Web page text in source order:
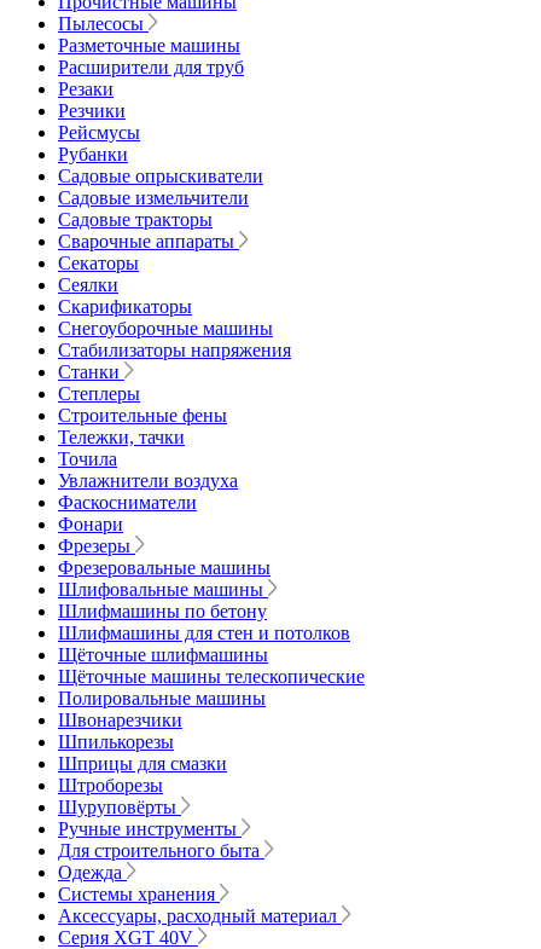
Пылесосы
Разметочные машины
Расширители для труб
Резаки
Резчики
Рейсмусы
Рубанки
Садовые опрыскиватели
Садовые измельчители
Садовые тракторы
Сварочные аппараты
Секаторы
Сеялки
Скарификаторы
Снегоуборочные машины
Стабилизаторы напряжения
Станки
Степлеры
Строительные фены
Тележки, тачки
Точила
Увлажнители воздуха
Фаскосниматели
Фонари
Фрезеры
Фрезеровальные машины
Шлифовальные машины
Шлифмашины по бетону
Шлифмашины для стен и потолков
Щёточные шлифмашины
Щёточные машины телескопические
Полировальные машины
Швонарезчики
Шпилькорезы
Шприцы для смазки
Штроборезы
Шуруповёрты
Ручные инструменты
Для строительного быта
Одежда
Системы хранения
Аксессуары, расходный материал
Серия XGT 40V